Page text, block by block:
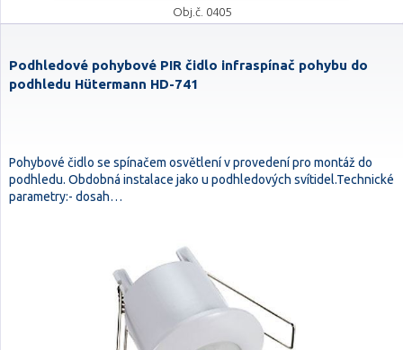
Obj.č. 0405
Podhledové pohybové PIR čidlo infraspínač pohybu do
podhledu Hütermann HD-741
Pohybové čidlo se spínačem osvětlení v provedení pro montáž do
podhledu. Obdobná instalace jako u podhledových svítidel.Technické
parametry:- dosah…